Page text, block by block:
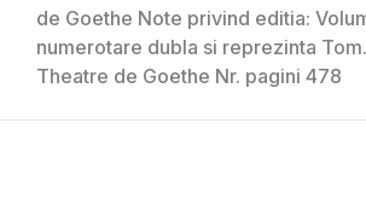
de Goethe Note privind editia:
numerotare dubla si reprezinta
Theatre de Goethe Nr. pagini 478